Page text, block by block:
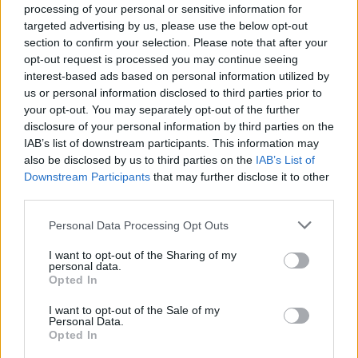
processing of your personal or sensitive information for
targeted advertising by us, please use the below opt-out
section to confirm your selection. Please note that after your
opt-out request is processed you may continue seeing
interest-based ads based on personal information utilized by
us or personal information disclosed to third parties prior to
your opt-out. You may separately opt-out of the further
disclosure of your personal information by third parties on the
IAB’s list of downstream participants. This information may
also be disclosed by us to third parties on the IAB’s List of
Downstream Participants that may further disclose it to other
Personal Data Processing Opt Outs
I want to opt-out of the Sharing of my
personal data.
Opted In
I want to opt-out of the Sale of my
Personal Data.
Opted In
Du kanske också gillar